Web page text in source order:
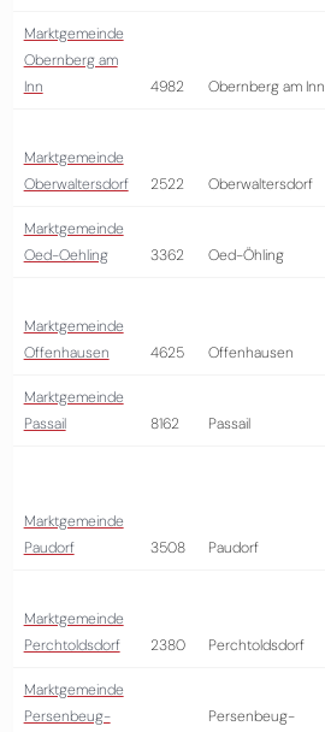
Marktgemeinde
Obernberg am
Inn
4982 Obernberg am Inn
Marktgemeinde
Oberwaltersdorf
2522 Oberwaltersdorf
Marktgemeinde
Oed-Oehling
3362 Oed-Öhling
Marktgemeinde
Offenhausen
4625 Offenhausen
Marktgemeinde
Passail
8162 Passail
Marktgemeinde
Paudorf
3508 Paudorf
Marktgemeinde
Perchtoldsdorf
2380 Perchtoldsdorf
Marktgemeinde
Persenbeug-
Persenbeug-